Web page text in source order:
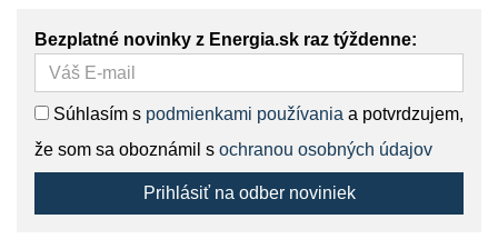
Bezplatné novinky z Energia.sk raz týždenne:
Súhlasím s podmienkami používania a potvrdzujem,
že som sa oboznámil s ochranou osobných údajov
Prihlásiť na odber noviniek